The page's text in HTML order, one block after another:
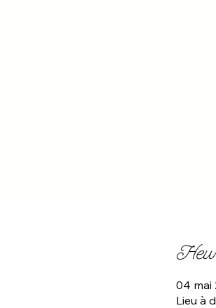
04 mai
Lieu à